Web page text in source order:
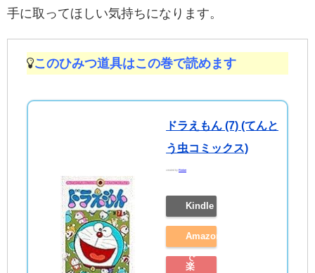
手に取ってほしい気持ちになります。
このひみつ道具はこの巻で読めます
ドラえもん (7) (てんと
う虫コミックス)
created byRinker
Kindle
Amazon
で
楽